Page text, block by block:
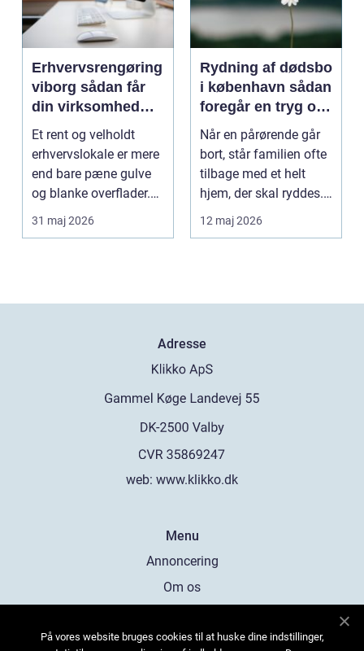
Erhvervsrengøring
viborg sådan får
din virksomhed
mere tid og bedre
arbejdsmiljø
Et rent og velholdt
erhvervslokale er mere
end bare pæne gulve
og blanke overflader.
Rengøringen påv...
31 maj 2026
Rydning af dødsbo
i københavn sådan
foregår en tryg og
effektiv proces
Når en pårørende går
bort, står familien ofte
tilbage med et helt
hjem, der skal ryddes.
Møbler, per...
12 maj 2026
Adresse
web: www.klikko.dk
Menu
Annoncering
Om os
Kontakt os
På vores website bruges cookies til at huske dine indstillinger,